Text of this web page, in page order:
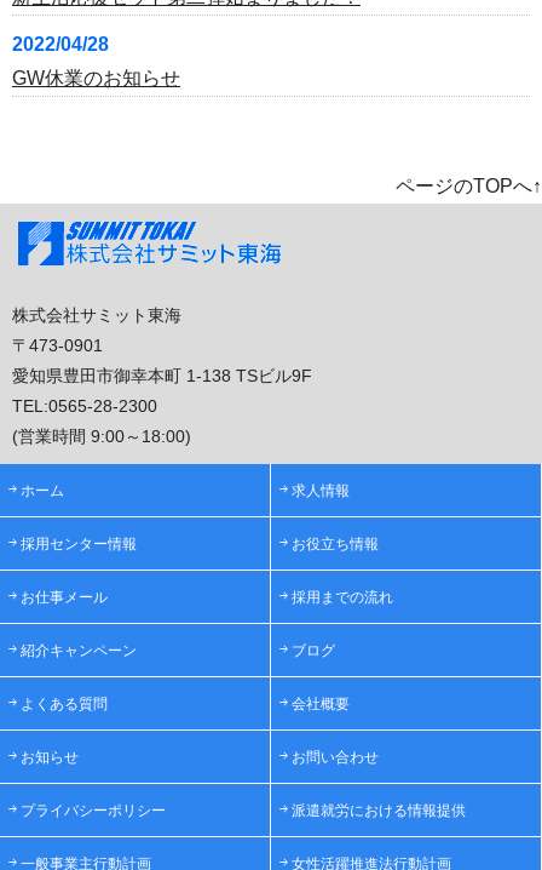
2022/04/28
GW休業のお知らせ
ページのTOPへ↑
株式会社サミット東海
〒473-0901
愛知県豊田市御幸本町 1-138 TSビル9F
TEL:0565-28-2300
(営業時間 9:00～18:00)
ホーム 求人情報
採用センター情報 お役立ち情報
お仕事メール 採用までの流れ
紹介キャンペーン ブログ
よくある質問 会社概要
お知らせ お問い合わせ
プライバシーポリシー 派遣就労における情報提供
一般事業主行動計画 女性活躍推進法行動計画